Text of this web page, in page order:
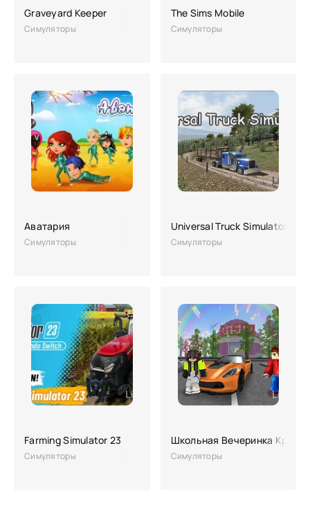
Graveyard Keeper
Симуляторы
The Sims Mobile
Симуляторы
Аватария
Симуляторы
Universal Truck Simulator
Симуляторы
Farming Simulator 23
Симуляторы
Школьная Вечеринка Крафт
Симуляторы